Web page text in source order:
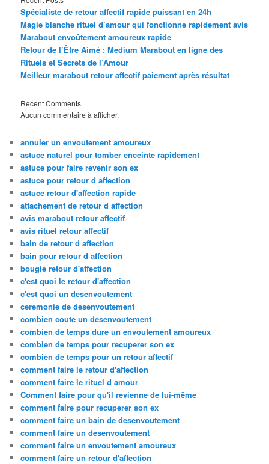
Spécialiste de retour affectif rapide puissant en 24h
Magie blanche rituel d’amour qui fonctionne rapidement avis
Marabout envoûtement amoureux rapide
Retour de l’Être Aimé : Medium Marabout en ligne des
Rituels et Secrets de l’Amour
Meilleur marabout retour affectif paiement après résultat
Recent Comments
Aucun commentaire à afficher.
annuler un envoutement amoureux
astuce naturel pour tomber enceinte rapidement
astuce pour faire revenir son ex
astuce pour retour d affection
astuce retour d'affection rapide
attachement de retour d affection
avis marabout retour affectif
avis rituel retour affectif
bain de retour d affection
bain pour retour d affection
bougie retour d'affection
c'est quoi le retour d'affection
c'est quoi un desenvoutement
ceremonie de desenvoutement
combien coute un desenvoutement
combien de temps dure un envoutement amoureux
combien de temps pour recuperer son ex
combien de temps pour un retour affectif
comment faire le retour d'affection
comment faire le rituel d amour
Comment faire pour qu'il revienne de lui-même
comment faire pour recuperer son ex
comment faire un bain de desenvoutement
comment faire un desenvoutement
comment faire un envoutement amoureux
comment faire un retour d'affection